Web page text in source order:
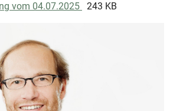
vom 04.07.2025 243 KB